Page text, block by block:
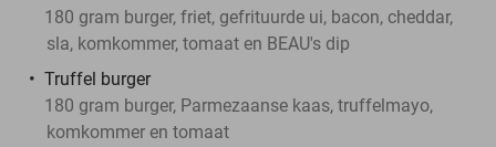
180 gram burger, friet, gefrituurde ui, bacon, cheddar,
sla, komkommer, tomaat en BEAU's dip
Truffel burger
180 gram burger, Parmezaanse kaas, truffelmayo,
komkommer en tomaat